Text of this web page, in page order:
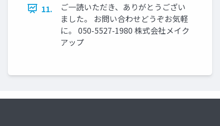
11.
ご一読いただき、ありがとうござい
ました。 お問い合わせどうぞお気軽
に。 050-5527-1980 株式会社メイク
アップ